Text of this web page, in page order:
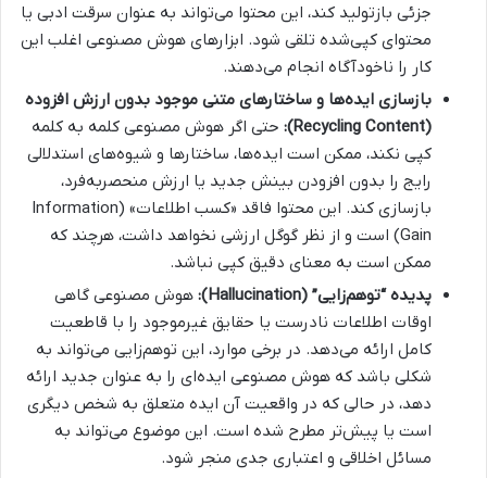
جزئی بازتولید کند، این محتوا می‌تواند به عنوان سرقت ادبی یا
محتوای کپی‌شده تلقی شود. ابزارهای هوش مصنوعی اغلب این
کار را ناخودآگاه انجام می‌دهند.
بازسازی ایده‌ها و ساختارهای متنی موجود بدون ارزش افزوده
(Recycling Content):
حتی اگر هوش مصنوعی کلمه به کلمه
کپی نکند، ممکن است ایده‌ها، ساختارها و شیوه‌های استدلالی
رایج را بدون افزودن بینش جدید یا ارزش منحصربه‌فرد،
بازسازی کند. این محتوا فاقد «کسب اطلاعات» (Information
Gain) است و از نظر گوگل ارزشی نخواهد داشت، هرچند که
ممکن است به معنای دقیق کپی نباشد.
پدیده “توهم‌زایی” (Hallucination):
هوش مصنوعی گاهی
اوقات اطلاعات نادرست یا حقایق غیرموجود را با قاطعیت
کامل ارائه می‌دهد. در برخی موارد، این توهم‌زایی می‌تواند به
شکلی باشد که هوش مصنوعی ایده‌ای را به عنوان جدید ارائه
دهد، در حالی که در واقعیت آن ایده متعلق به شخص دیگری
است یا پیش‌تر مطرح شده است. این موضوع می‌تواند به
مسائل اخلاقی و اعتباری جدی منجر شود.